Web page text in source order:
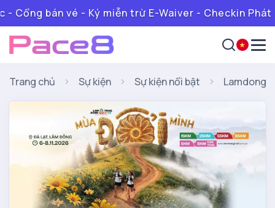
bán vé - Ký miễn trừ E-Waiver - Checkin Phát
Trang chủ Sự kiện Sự kiện nổi bật Lamdong